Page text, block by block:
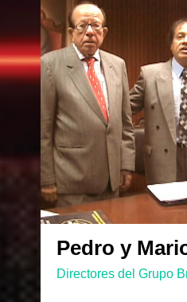
Pedro y
Directores del Grupo